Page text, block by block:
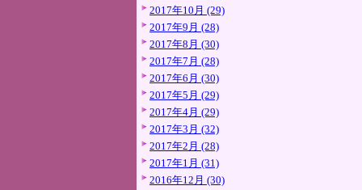
2017年10月 (29)
2017年9月 (28)
2017年8月 (30)
2017年7月 (28)
2017年6月 (30)
2017年5月 (29)
2017年4月 (29)
2017年3月 (32)
2017年2月 (28)
2017年1月 (31)
2016年12月 (30)